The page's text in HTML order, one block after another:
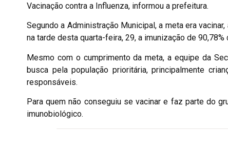
Vacinação contra a Influenza, informou a prefeitura.
Segundo a Administração Municipal, a meta era
na tarde desta quarta-feira, 29, a imunização de
Mesmo com o cumprimento da meta, a equipe da
busca pela população prioritária, principalmente
responsáveis.
Para quem não conseguiu se vacinar e faz parte do
imunobiológico.